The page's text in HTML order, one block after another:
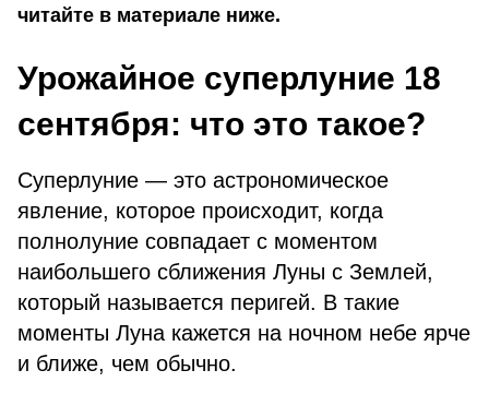
читайте в материале ниже.
Урожайное суперлуние 18
сентября: что это такое?
Суперлуние — это астрономическое
явление, которое происходит, когда
полнолуние совпадает с моментом
наибольшего сближения Луны с Землей,
который называется перигей. В такие
моменты Луна кажется на ночном небе ярче
и ближе, чем обычно.